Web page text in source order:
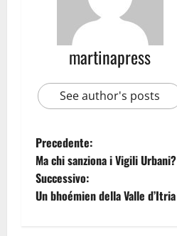
martinapress
See author's posts
Precedente:
Ma chi sanziona i Vigili Urbani?
Successivo:
Un bhoémien della Valle d’Itria